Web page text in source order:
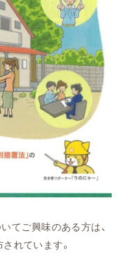
いてご興味のある方は、
されています。